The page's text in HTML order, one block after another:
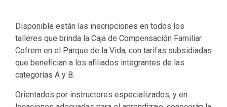
Disponible están las inscripciones en todos los
talleres que brinda la Caja de Compensación Familiar
Cofrem en el Parque de la Vida, con tarifas subsidiadas
que benefician a los afiliados integrantes de las
categorías A y B.
Orientados por instructores especializados, y en